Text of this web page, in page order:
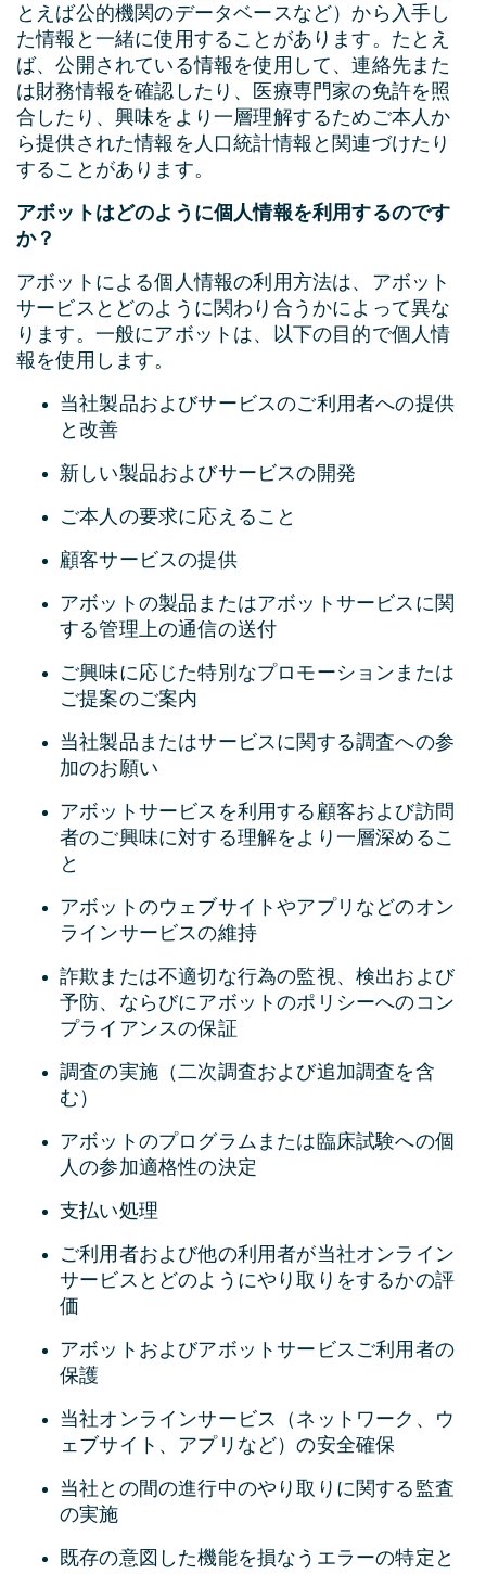
とえば公的機関のデータベースなど）から入手し
た情報と一緒に使用することがあります。たとえ
ば、公開されている情報を使用して、連絡先また
は財務情報を確認したり、医療専門家の免許を照
合したり、興味をより一層理解するためご本人か
ら提供された情報を人口統計情報と関連づけたり
することがあります。
アボットはどのように個人情報を利用するのです
か？
アボットによる個人情報の利用方法は、アボット
サービスとどのように関わり合うかによって異な
ります。一般にアボットは、以下の目的で個人情
報を使用します。
当社製品およびサービスのご利用者への提供
と改善
新しい製品およびサービスの開発
ご本人の要求に応えること
顧客サービスの提供
アボットの製品またはアボットサービスに関
する管理上の通信の送付
ご興味に応じた特別なプロモーションまたは
ご提案のご案内
当社製品またはサービスに関する調査への参
加のお願い
アボットサービスを利用する顧客および訪問
者のご興味に対する理解をより一層深めるこ
と
アボットのウェブサイトやアプリなどのオン
ラインサービスの維持
詐欺または不適切な行為の監視、検出および
予防、ならびにアボットのポリシーへのコン
プライアンスの保証
調査の実施（二次調査および追加調査を含
む）
アボットのプログラムまたは臨床試験への個
人の参加適格性の決定
支払い処理
ご利用者および他の利用者が当社オンライン
サービスとどのようにやり取りをするかの評
価
アボットおよびアボットサービスご利用者の
保護
当社オンラインサービス（ネットワーク、ウ
ェブサイト、アプリなど）の安全確保
当社との間の進行中のやり取りに関する監査
の実施
既存の意図した機能を損なうエラーの特定と